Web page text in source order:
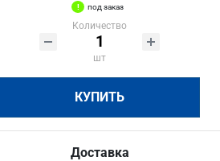
под заказ
Количество
шт
КУПИТЬ
Доставка